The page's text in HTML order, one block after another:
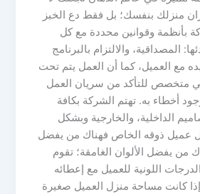
منزلك بنفسك؛ بل فقط دع الخبز
بأنظمة وقوانين محددة مع كل
المصداقية، والالتزام بالبرنامج
مع العميل، كما أن العمل يتم تحت
متخصص للتأكد من سريان العمل
أخطاء به. تهتم الشركة بكافة
الداخلية، والخارجية وبشكل
عميل ذوقه الخاص فهناك من يفضل
من يفضل الألوان الغامقة؛ تقوم
اللونية للعميل مع إعطائه
كانت مساحة منزل العميل صغيرة